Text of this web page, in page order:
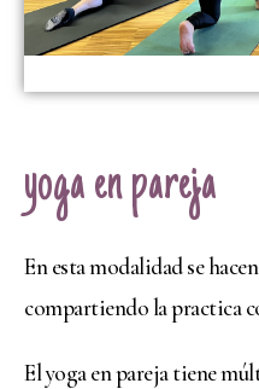
yoga en pareja
En esta modalidad se
compartiendo la practica
El yoga en pareja tiene